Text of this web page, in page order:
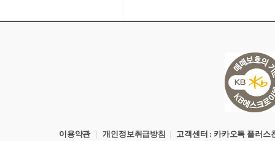
이용약관 |개인정보취급방침 | 고객센터 : 카카오톡 플러스